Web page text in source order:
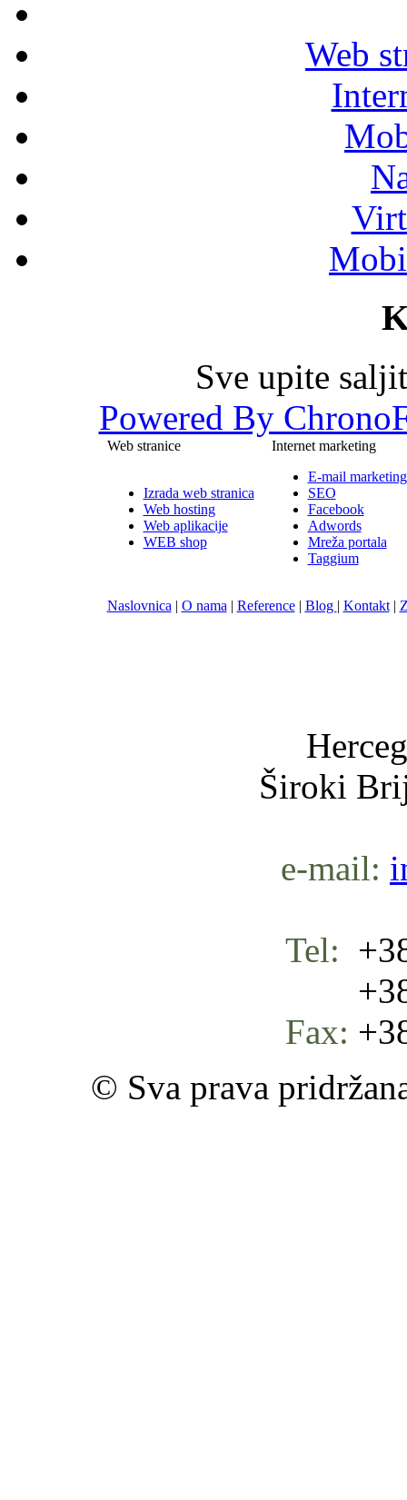
Web
Sve upite
Powered By
Web stranice Internet marketing
Izrada web stranica
Web hosting
Web aplikacije
WEB shop
E-mail marketing
SEO
Facebook
Adwords
Mreža portala
Taggium
Naslovnica | O nama | Reference| Blog | Kontakt|
Široki
e-mail:
Tel:
+387
Fax:
© Sva prava